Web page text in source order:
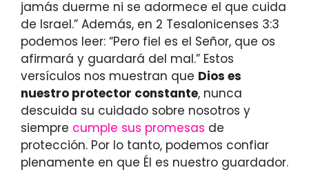
jamás duerme ni se adormece el que cuida
de Israel.” Además, en 2 Tesalonicenses 3:3
podemos leer: “Pero fiel es el Señor, que os
afirmará y guardará del mal.” Estos
versículos nos muestran que Dios es
nuestro protector constante, nunca
descuida su cuidado sobre nosotros y
siempre cumple sus promesas de
protección. Por lo tanto, podemos confiar
plenamente en que Él es nuestro guardador.